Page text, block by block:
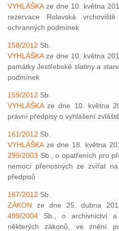
VYHLÁŠKAze dne 10. května
rezervace Rolavská
ochranných podmínek
158/2012 Sb.
VYHLÁŠKAze dne 10. května
památky Jestřebské slatiny a
podmínek
159/2012 Sb.
VYHLÁŠKAze dne 10. května
právní předpisy o vyhlášení
161/2012 Sb.
VYHLÁŠKAze dne 18. května
299/2003 Sb., o opatřeních pro
nemocí přenosných ze zvířat
předpisů
167/2012 Sb.
ZÁKON ze dne 25. dubna
499/2004 Sb., o archivnictví
některých zákonů, ve znění